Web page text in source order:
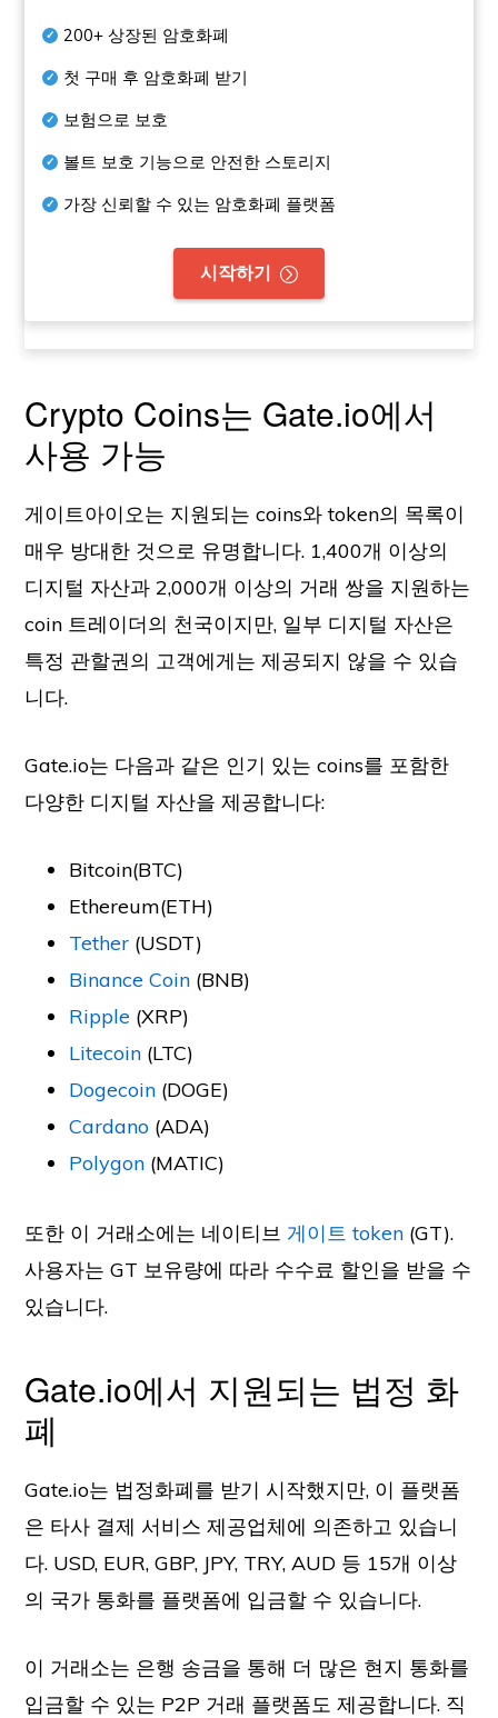
200+ 상장된 암호화폐
첫 구매 후 암호화폐 받기
보험으로 보호
볼트 보호 기능으로 안전한 스토리지
가장 신뢰할 수 있는 암호화폐 플랫폼
시작하기
Crypto Coins는 Gate.io에서
사용 가능
게이트아이오는 지원되는 coins와 token의 목록이
매우 방대한 것으로 유명합니다. 1,400개 이상의
디지털 자산과 2,000개 이상의 거래 쌍을 지원하는
coin 트레이더의 천국이지만, 일부 디지털 자산은
특정 관할권의 고객에게는 제공되지 않을 수 있습
니다.
Gate.io는 다음과 같은 인기 있는 coins를 포함한
다양한 디지털 자산을 제공합니다:
Bitcoin(BTC)
Ethereum(ETH)
Tether (USDT)
Binance Coin (BNB)
Ripple (XRP)
Litecoin (LTC)
Dogecoin (DOGE)
Cardano (ADA)
Polygon (MATIC)
또한 이 거래소에는 네이티브게이트 token (GT).
사용자는 GT 보유량에 따라 수수료 할인을 받을 수
있습니다.
Gate.io에서 지원되는 법정 화
폐
Gate.io는 법정화폐를 받기 시작했지만, 이 플랫폼
은 타사 결제 서비스 제공업체에 의존하고 있습니
다. USD, EUR, GBP, JPY, TRY, AUD 등 15개 이상
의 국가 통화를 플랫폼에 입금할 수 있습니다.
이 거래소는 은행 송금을 통해 더 많은 현지 통화를
입금할 수 있는 P2P 거래 플랫폼도 제공합니다. 직